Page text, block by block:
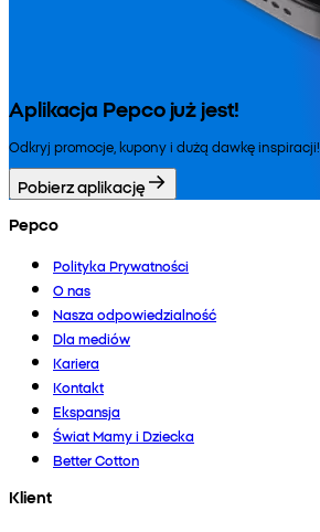
Aplikacja Pepco już jest!
Odkryj promocje, kupony i dużą dawkę inspiracji!
Pobierz aplikację
Pepco
Polityka Prywatności
O nas
Nasza odpowiedzialność
Dla mediów
Kariera
Kontakt
Ekspansja
Świat Mamy i Dziecka
Better Cotton
Klient